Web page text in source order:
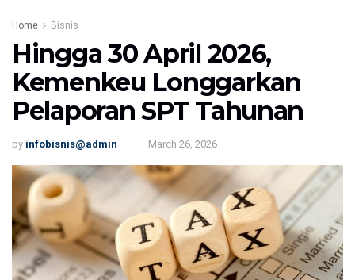
Home Bisnis
Hingga 30 April 2026,
Kemenkeu Longgarkan
Pelaporan SPT Tahunan
by infobisnis@admin March 26, 2026